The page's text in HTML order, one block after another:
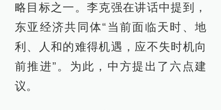
略目标之一。李克强在讲话中提到，
东亚经济共同体“当前面临天时、地
利、人和的难得机遇，应不失时机向
前推进”。为此，中方提出了六点建
议。